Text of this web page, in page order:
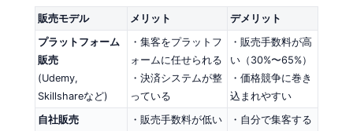
販売モデル メリット
デメリット
プラットフォーム
販売
(Udemy,
Skillshareなど)
・集客をプラットフ
ォームに任せられる
・決済システムが整
っている
・販売手数料が高
い（30%〜65%）
・価格競争に巻き
込まれやすい
自社販売
・販売手数料が低い
・自分で集客する